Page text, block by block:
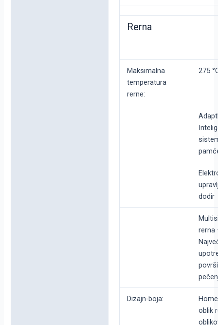
Rerna
Maksimalna
temperatura
rerne:
275
dodir
rerna
Dizajn-boja:
oblik